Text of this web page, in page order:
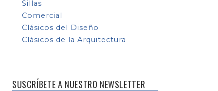
Sillas
Comercial
Clásicos del Diseño
Clásicos de la Arquitectura
SUSCRÍBETE A NUESTRO NEWSLETTER